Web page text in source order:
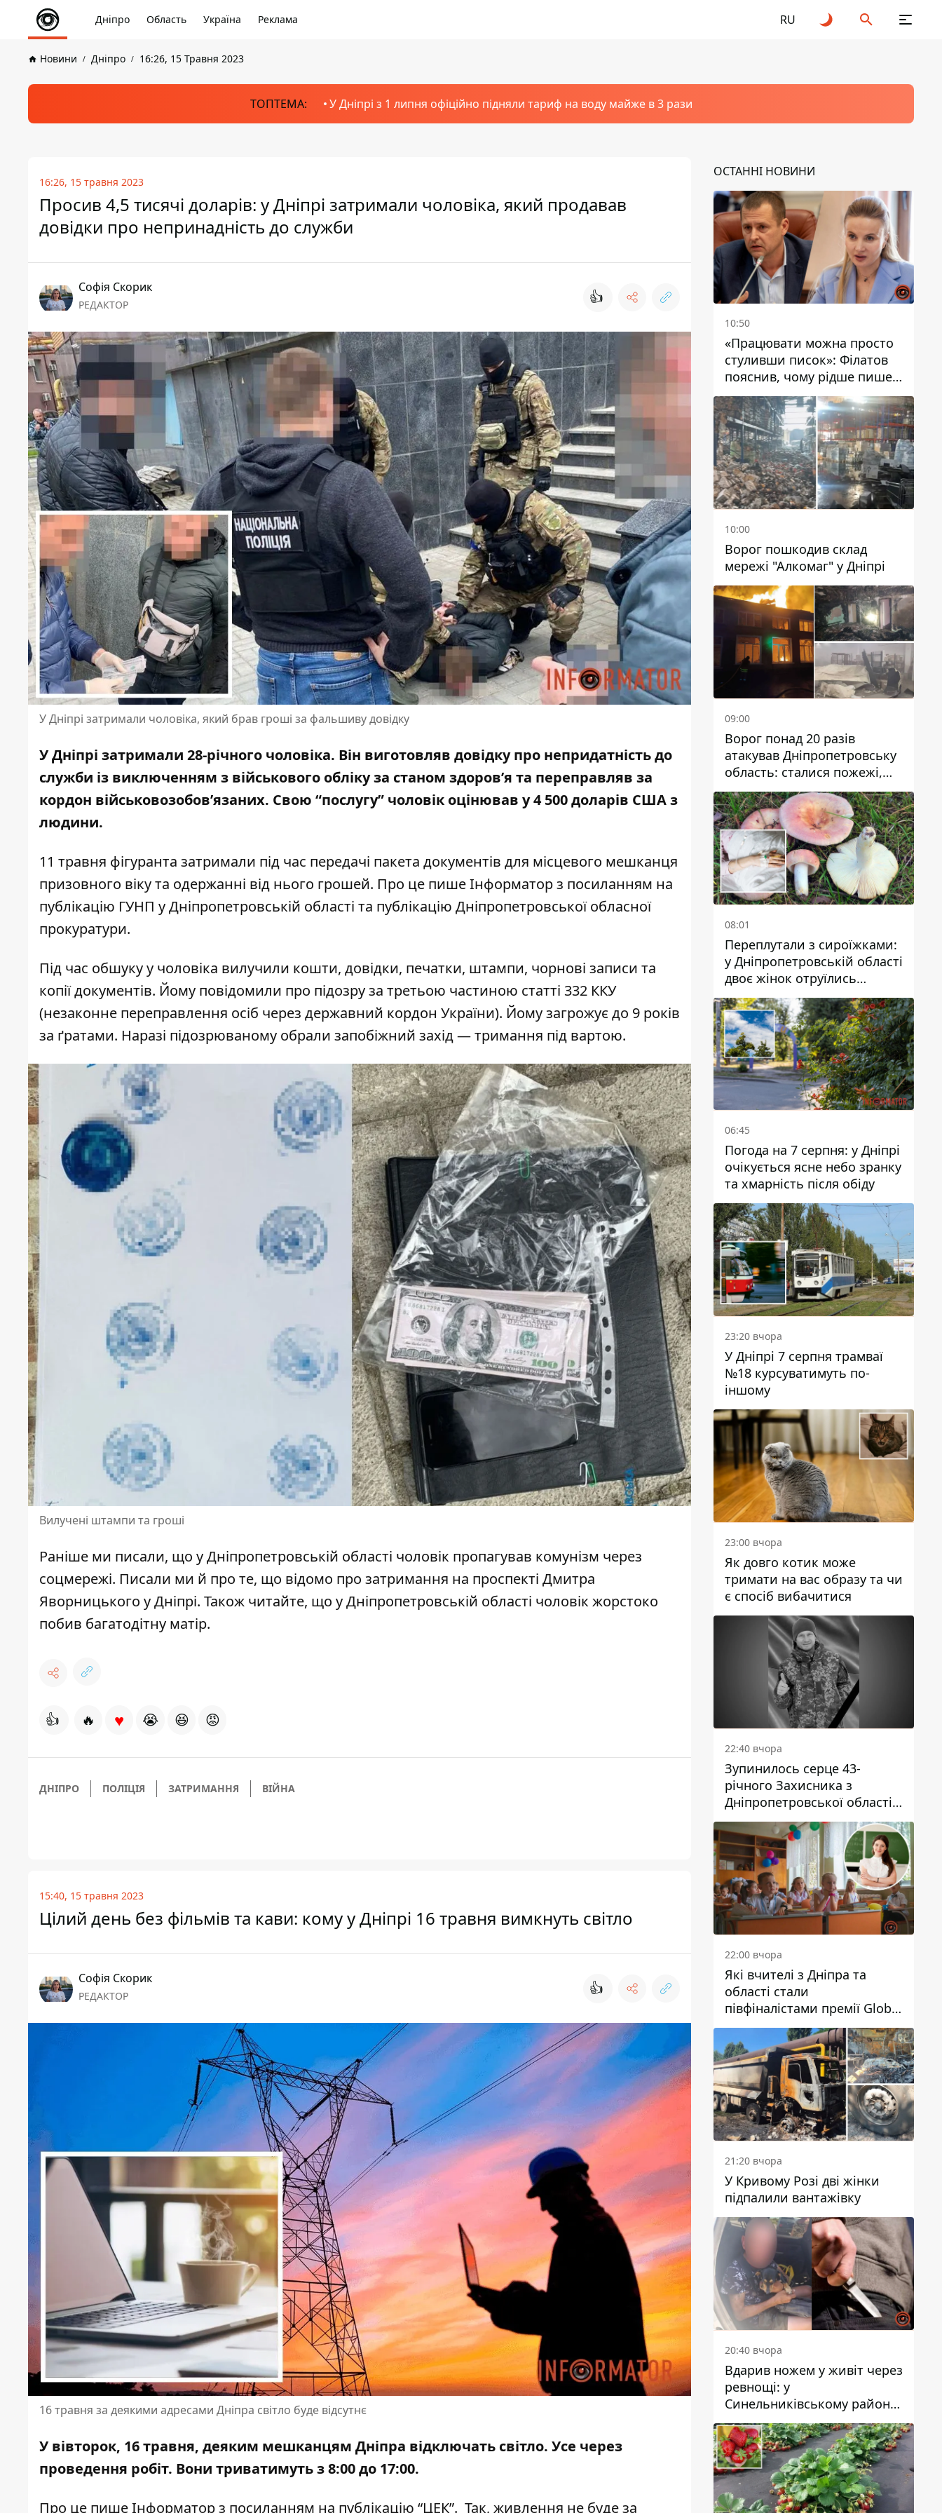
Дніпро Область Україна Реклама RU
Новини Дніпро 16:26, 15 Травня 2023
ТОПТЕМА: У Дніпрі з 1 липня офіційно підняли тариф на воду майже в 3 рази
16:26, 15 травня 2023
Просив 4,5 тисячі доларів: у Дніпрі затримали чоловіка, який продавав
довідки про непринадність до служби
Софія Скорик
РЕДАКТОР 👍
У Дніпрі затримали чоловіка, який брав гроші за фальшиву довідку
У Дніпрі затримали 28-річного чоловіка. Він виготовляв довідку про непридатність до
служби із виключенням з військового обліку за станом здоров’я та переправляв за
кордон військовозобов’язаних. Свою “послугу” чоловік оцінював у 4 500 доларів США з
людини.
11 травня фігуранта затримали під час передачі пакета документів для місцевого мешканця
призовного віку та одержанні від нього грошей. Про це пише Інформаторз посиланням на
публікацію ГУНП у Дніпропетровській області та публікацію Дніпропетровської обласної
прокуратури.
Під час обшуку у чоловіка вилучили кошти, довідки, печатки, штампи, чорнові записи та
копії документів. Йому повідомили про підозру за третьою частиною статті 332 ККУ
(незаконне переправлення осіб через державний кордон України). Йому загрожує до 9 років
за ґратами. Наразі підозрюваному обрали запобіжний захід — тримання під вартою.
Вилучені штампи та гроші
Раніше ми писали, що у Дніпропетровській області чоловік пропагував комунізм через
соцмережі. Писали ми й про те, що відомо про затримання на проспекті Дмитра
Яворницького у Дніпрі. Також читайте, що у Дніпропетровській області чоловік жорстоко
побив багатодітну матір.
👍 🔥 ♥ 😭 😆 😡
ДНІПРО ПОЛІЦІЯ ЗАТРИМАННЯ ВІЙНА
15:40, 15 травня 2023
Цілий день без фільмів та кави: кому у Дніпрі 16 травня вимкнуть світло
Софія Скорик
РЕДАКТОР 👍
16 травня за деякими адресами Дніпра світло буде відсутнє
У вівторок, 16 травня, деяким мешканцям Дніпра відключать світло. Усе через
проведення робіт. Вони триватимуть з 8:00 до 17:00.
Про це пише Інформаторз посиланням на публікацію “ЦЕК”. Так, живлення не буде за
ОСТАННІ НОВИНИ
10:50
«Працювати можна просто
стуливши писок»: Філатов
пояснив, чому рідше пише у
соцмережах та
розкритикував медійність
чиновників
10:00
Ворог пошкодив склад
мережі "Алкомаг" у Дніпрі
09:00
Ворог понад 20 разів
атакував Дніпропетровську
область: сталися пожежі,
постраждали будинки,
інфраструктура та авто
08:01
Переплутали з сироїжками:
у Дніпропетровській області
двоє жінок отруїлись
грибами
06:45
Погода на 7 серпня: у Дніпрі
очікується ясне небо зранку
та хмарність після обіду
23:20 вчора
У Дніпрі 7 серпня трамваї
№18 курсуватимуть по-
іншому
23:00 вчора
Як довго котик може
тримати на вас образу та чи
є спосіб вибачитися
22:40 вчора
Зупинилось серце 43-
річного Захисника з
Дніпропетровської області
Євгена Зінченка
22:00 вчора
Які вчителі з Дніпра та
області стали
півфіналістами премії Global
Teacher Prize Ukraine 2026
21:20 вчора
У Кривому Розі дві жінки
підпалили вантажівку
20:40 вчора
Вдарив ножем у живіт через
ревнощі: у
Синельниківському районі
затримали 49-річного
чоловіка за вбивство